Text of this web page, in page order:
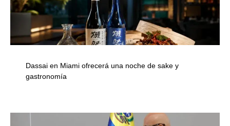
Dassai en Miami ofrecerá una noche de sake y
gastronomía